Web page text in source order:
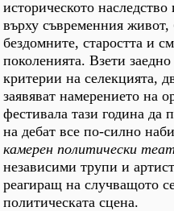
историческото
върху съвременния живот,
бездомните, старостта и
поколенията. Взети
критерии на селекцията,
заявяват намерението на
фестивала тази година да
на дебат все по-силно
камерен политически
независими трупи и
реагиращ на случващото
политическата сцена.